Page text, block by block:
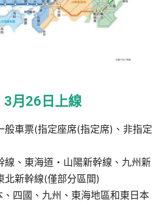
3月26日上線
般車票(指定座席(指定席)、非指定
線、東海道・山陽新幹線、九州新
北新幹線(僅部分區間)
、四國、九州、東海地區和東日本